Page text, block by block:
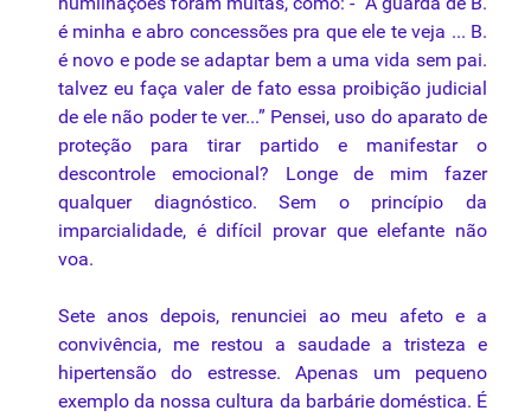
é minha e abro concessões pra que ele te veja ... B.
é novo e pode se adaptar bem a uma vida sem pai.
talvez eu faça valer de fato essa proibição judicial
de ele não poder te ver...” Pensei, uso do aparato de
proteção para tirar partido e manifestar o
descontrole emocional? Longe de mim fazer
qualquer diagnóstico. Sem o princípio da
imparcialidade, é difícil provar que elefante não
voa.
Sete anos depois, renunciei ao meu afeto e a
convivência, me restou a saudade a tristeza e
hipertensão do estresse. Apenas um pequeno
exemplo da nossa cultura da barbárie doméstica. É